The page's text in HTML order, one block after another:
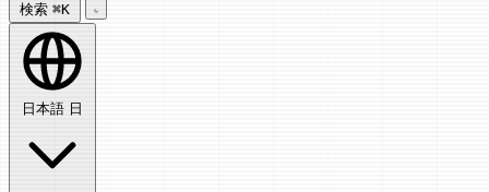
検索 ⌘K
日本語 日